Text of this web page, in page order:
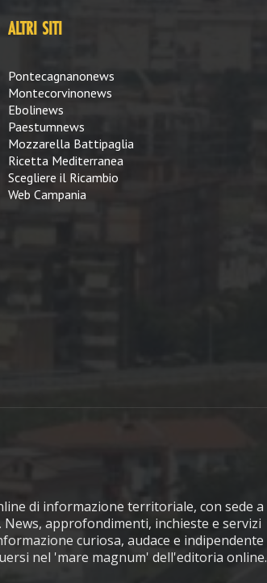
ALTRI SITI
Pontecagnanonews
Montecorvinonews
Ebolinews
Paestumnews
Mozzarella Battipaglia
Ricetta Mediterranea
Scegliere il Ricambio
Web Campania
di informazione territoriale, con sede a
News, approfondimenti, inchieste e servizi
curiosa, audace e indipendente
nel 'mare magnum' dell'editoria online.